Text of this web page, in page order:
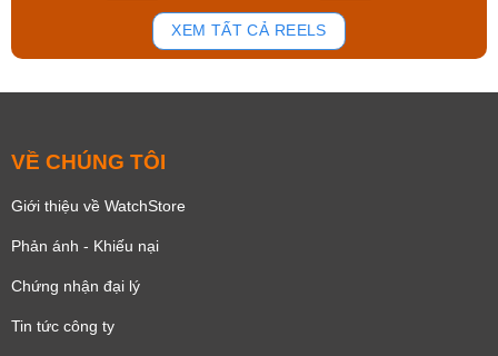
168
XEM TẤT CẢ REELS
VỀ CHÚNG TÔI
Giới thiệu về WatchStore
Phản ánh - Khiếu nại
Chứng nhận đại lý
Tin tức công ty